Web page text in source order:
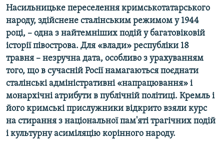
Усі сайти RFE/RL
Насильницьке переселення кримськотатарського
народу, здійснене сталінським режимом у 1944
році, – одна з найтемніших подій у багатовіковій
історії півострова. Для «влади» республіки 18
травня – незручна дата, особливо з урахуванням
того, що в сучасній Росії намагаються поєднати
сталінські адміністративні «напрацювання» і
монархічні атрибути в публічній політиці. Кремль і
його кримські прислужники відкрито взяли курс
на стирання з національної пам'яті трагічних подій
і культурну асиміляцію корінного народу.